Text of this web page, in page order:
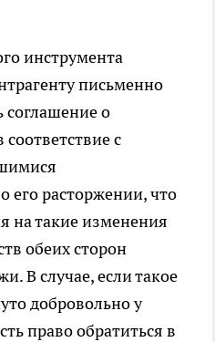
инструмента
письменно
о
с
его расторжении, что
на такие изменения
обеих сторон
В случае, если такое
добровольно у
право обратиться в